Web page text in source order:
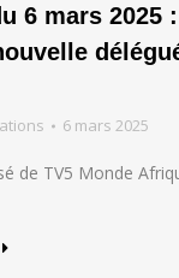
6 mars 2025
6 mars 2025
de TV5 Monde